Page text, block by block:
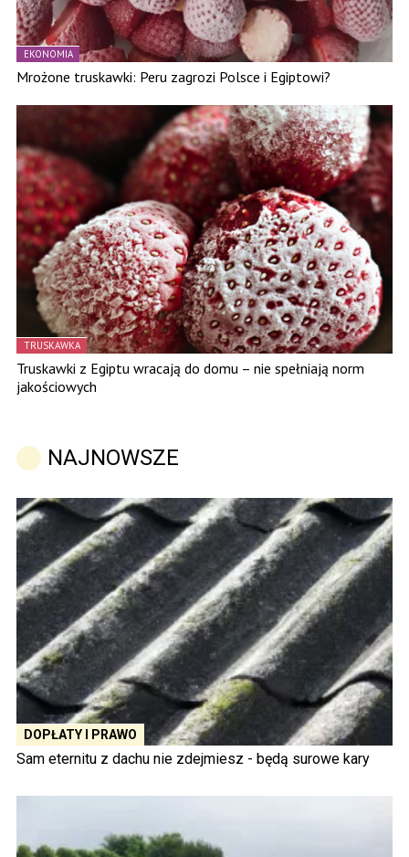
EKONOMIA
Mrożone truskawki: Peru zagrozi Polsce i Egiptowi?
TRUSKAWKA
Truskawki z Egiptu wracają do domu – nie spełniają norm
jakościowych
NAJNOWSZE
DOPŁATY I PRAWO
Sam eternitu z dachu nie zdejmiesz - będą surowe kary